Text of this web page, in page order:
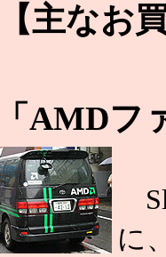
【主なお
AMDフ
に